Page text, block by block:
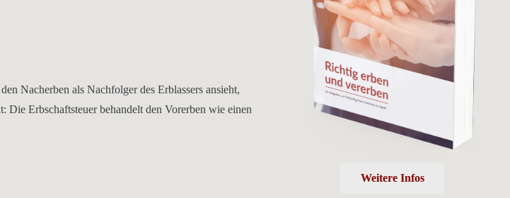
Nacherben als Nachfolger des Erblassers ansieht,
Die Erbschaftsteuer behandelt den Vorerben wie einen
Weitere Infos